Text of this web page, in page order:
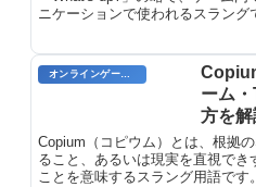
ニケーションで使われるスラング
ーム
方を解
Copium（コピウム）とは、根拠
ること、あるいは現実を直視で
ことを意味するスラング用語で